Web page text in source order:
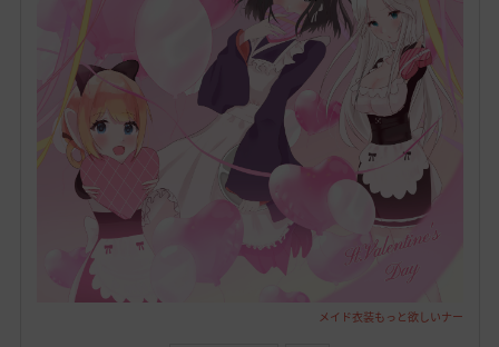
メイド衣装もっと欲しいナー